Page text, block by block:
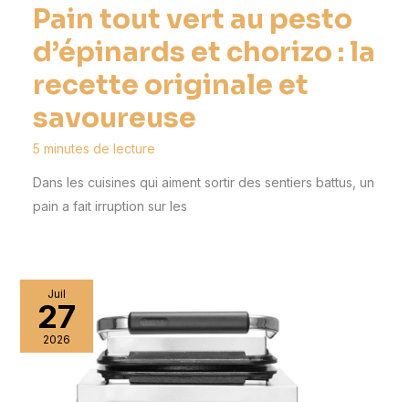
Pain tout vert au pesto
d’épinards et chorizo : la
recette originale et
savoureuse
5 minutes de lecture
Dans les cuisines qui aiment sortir des sentiers battus, un
pain a fait irruption sur les
Juil
27
2026